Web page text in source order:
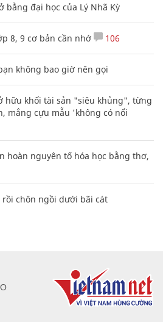
đại học của Lý Nhã Kỳ
8, 9 cơ bản cần nhớ 106
không bao giờ nên gọi
hữu khối tài sản "siêu khủng", từng
mắng cựu mẫu 'không có nổi
hoàn nguyên tố hóa học bằng thơ,
chôn ngồi dưới bãi cát